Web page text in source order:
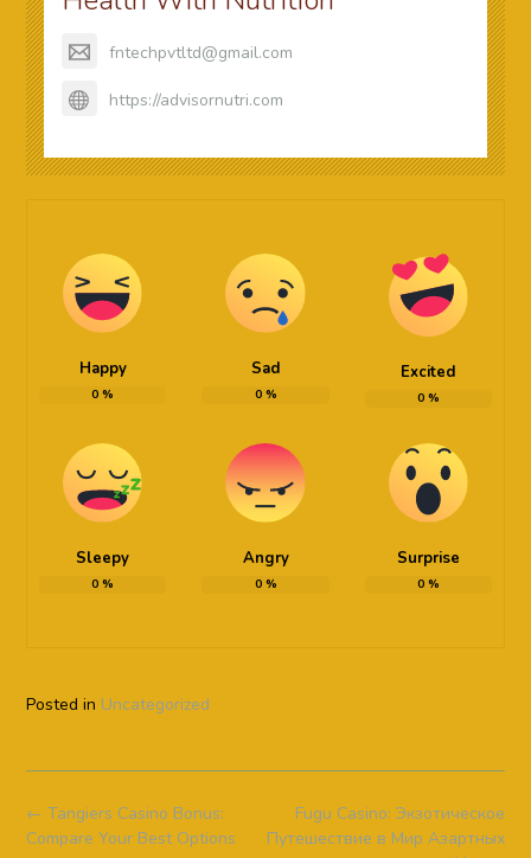
fntechpvtltd@gmail.com
https://advisornutri.com
Happy
0 %
Sad
0%
Excited
0%
Sleepy
0 %
Angry
0%
Surprise
0%
Posted in Uncategorized
Post
navigation
Fugu Casino: Экзотическое
Путешествие в Мир Азартных
← Tangiers Casino Bonus:
Compare Your Best Options